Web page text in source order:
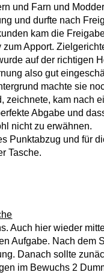
und Farn und
und durfte nach
kam die
zum Apport.
auf der richtigen
also gut
machte sie
zeichnete, kam nach
Abgabe und
nicht zu erwähnen.
Punktabzug und für
Tasche.
Auch hier wieder
Aufgabe. Nach dem
Danach sollte
im Bewuchs 2